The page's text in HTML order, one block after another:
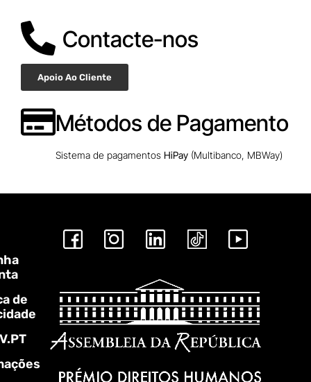
Contacte-nos
Apoio Ao Cliente
Métodos de Pagamento
Sistema de pagamentos HiPay (Multibanco, MBWay)
de